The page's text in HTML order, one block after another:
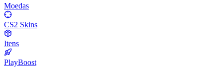
Moedas
CS2 Skins
Itens
PlayBoost